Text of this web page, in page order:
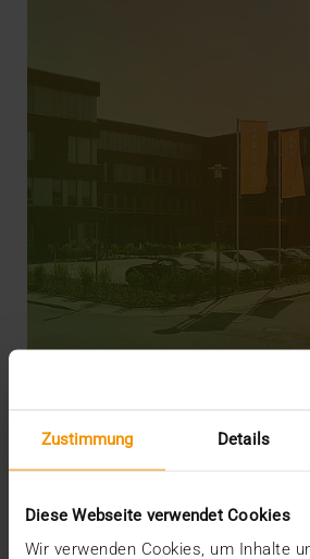
Zustimmung Details
Diese Webseite verwendet Cookies
Wir verwenden Cookies, um Inhalte
CSR
Gesellschaftliche
Unternehmensziel
12.11.2020